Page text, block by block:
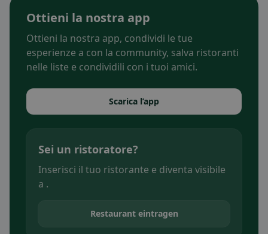
Ottieni la nostra app
Ottieni la nostra app, condividi le tue
esperienze a con la community, salva ristoranti
nelle liste e condividili con i tuoi amici.
Scarica l’app
Sei un ristoratore?
Inserisci il tuo ristorante e diventa visibile
a .
Restaurant eintragen